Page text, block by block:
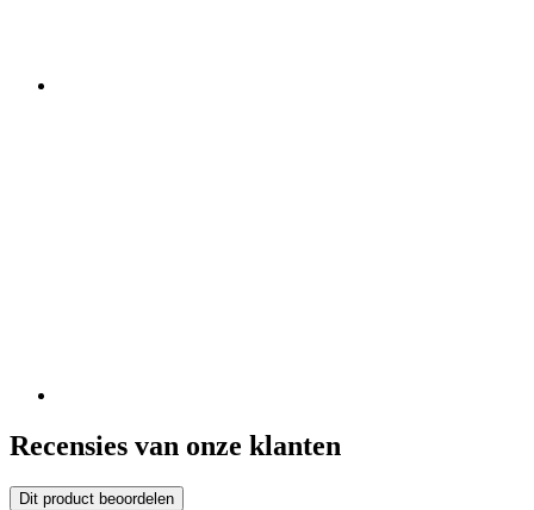
Recensies van onze klanten
Dit product beoordelen